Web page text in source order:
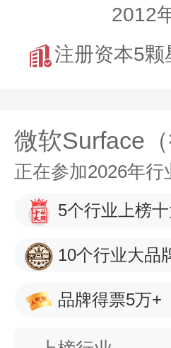
2012
注册资本5颗
微软Surface
正在参加2026年
5个行业上榜
10个行业大品
品牌得票5万+